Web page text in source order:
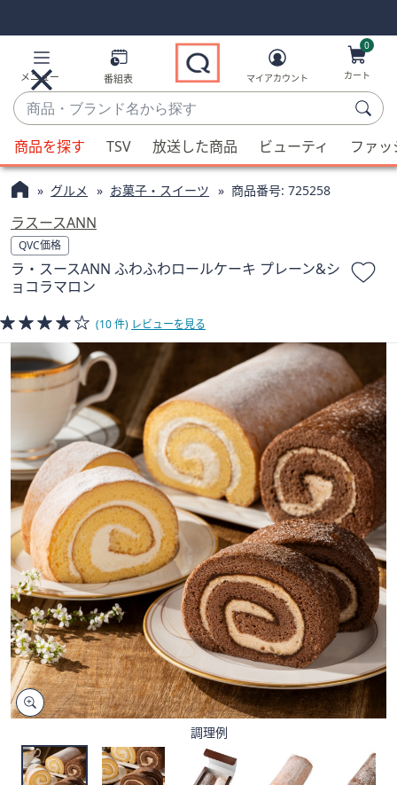
Links
Links2
メニュー 番組表
商
品・
ブ
ラ
ン
名
か
ら
探
す
候
補
が
利
用
可
能
な
合、
上
下
の
キ
ー
ま
た
は
タ
ッ
チ
デ
バ
イ
ス
で
右
に
マイアカウント
0
カート
商品を探す TSV 放送した商品 ビューティ ファ
グルメ お菓子・スイーツ 商品番号: 725258
ラスースANN
QVC価格
ラ・スースANN ふわふわロールケーキ プレーン&シ
ョコラマロン
(10 件) レビューを見る
調理例